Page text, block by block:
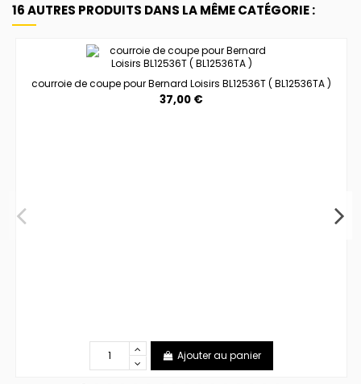
16 AUTRES PRODUITS DANS LA MÊME CATÉGORIE :
courroie de coupe pour Bernard Loisirs BL12536T ( BL12536TA )
37,00 €
Ajouter au panier